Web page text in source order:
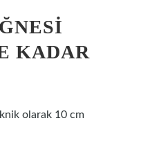
KADAR
olarak 10 cm